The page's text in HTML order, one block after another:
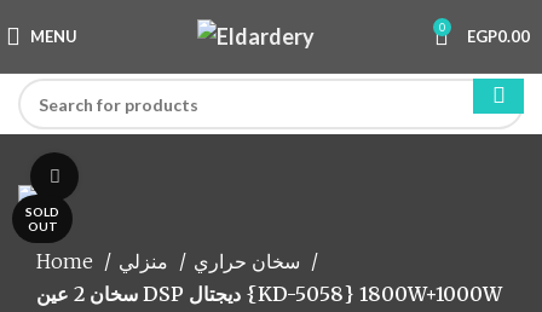
MENU 0 EGP0.00
SOLD
OUT
Home
سخان 2 عين DSP ديجتال {KD-5058} 1800W+1000W